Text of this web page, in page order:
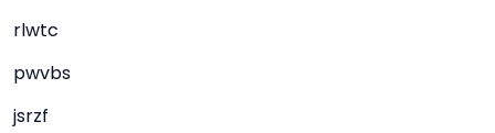
rlwtc
pwvbs
jsrzf